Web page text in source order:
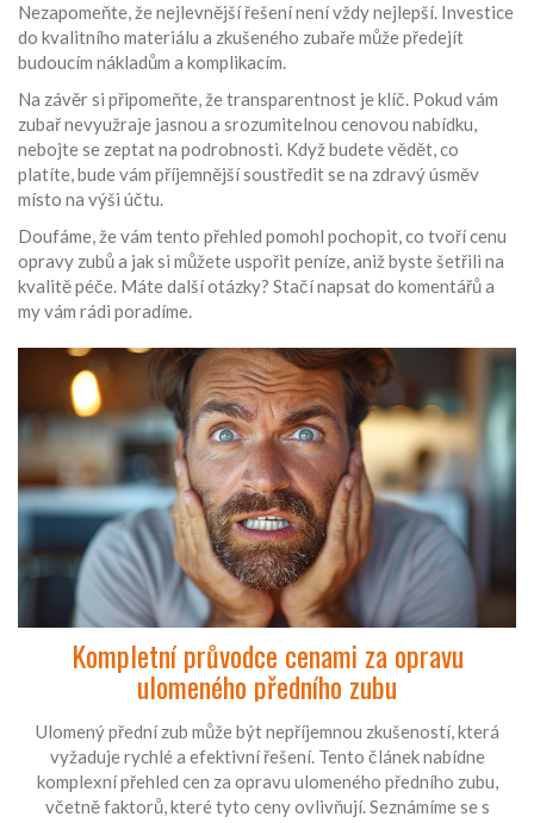
Nezapomeňte, že nejlevnější řešení není vždy nejlepší. Investice
do kvalitního materiálu a zkušeného zubaře může předejít
budoucím nákladům a komplikacím.
Na závěr si připomeňte, že transparentnost je klíč. Pokud vám
zubař nevyužraje jasnou a srozumitelnou cenovou nabídku,
nebojte se zeptat na podrobnosti. Když budete vědět, co
platíte, bude vám příjemnější soustředit se na zdravý úsměv
místo na výši účtu.
Doufáme, že vám tento přehled pomohl pochopit, co tvoří cenu
opravy zubů a jak si můžete uspořit peníze, aniž byste šetřili na
kvalitě péče. Máte další otázky? Stačí napsat do komentářů a
my vám rádi poradíme.
Kompletní průvodce cenami za opravu
ulomeného předního zubu
Ulomený přední zub může být nepříjemnou zkušeností, která
vyžaduje rychlé a efektivní řešení. Tento článek nabídne
komplexní přehled cen za opravu ulomeného předního zubu,
včetně faktorů, které tyto ceny ovlivňují. Seznámíme se s